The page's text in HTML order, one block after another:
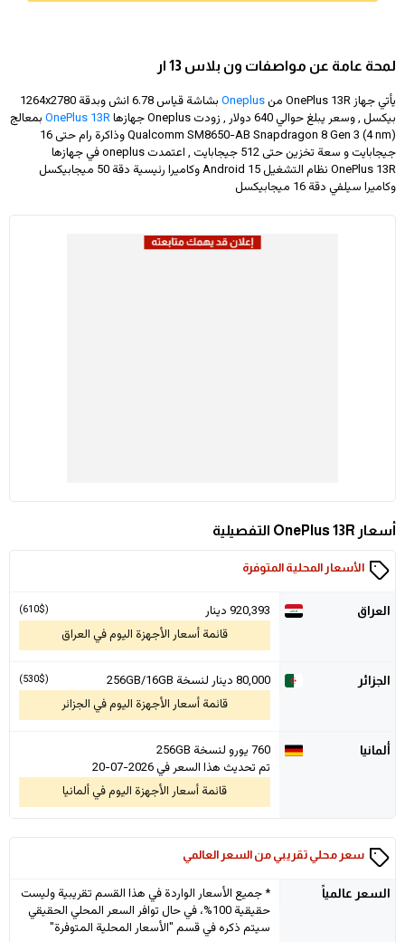
لمحة عامة عن مواصفات ون بلاس 13 ار
يأتي جهاز OnePlus 13R من Oneplus بشاشة قياس 6.78 انش وبدقة
1264x2780
بيكسل , وسعر يبلغ حوالي 640 دولار
, زودت Oneplus جهازها OnePlus 13R بمعالج
Qualcomm SM8650-AB Snapdragon 8 Gen 3 (4 nm) وذاكرة رام حتى 16
جيجابايت و سعة تخزين حتى 512 جيجابايت , اعتمدت oneplus في جهازها
OnePlus 13R نظام التشغيل Android 15 وكاميرا رئيسية دقة 50 ميجابيكسل
وكاميرا سيلفي دقة 16 ميجابيكسل
أسعار OnePlus 13R التفصيلية
الأسعار المحلية المتوفرة
العراق 920,393 دينار (610$)
قائمة أسعار الأجهزة اليوم في العراق
الجزائر 80,000
(530$)
دينار لنسخة 256GB/16GB
قائمة أسعار الأجهزة اليوم في الجزائر
ألمانيا
760 يورو لنسخة 256GB
تم تحديث هذا السعر في 2026-07-20
قائمة أسعار الأجهزة اليوم في ألمانيا
سعر محلي تقريبي من السعر العالمي
السعر عالمياً
* جميع الأسعار الواردة في هذا القسم تقريبية وليست
حقيقية 100%، في حال توافر السعر المحلي الحقيقي
سيتم ذكره في قسم "الأسعار المحلية المتوفرة"